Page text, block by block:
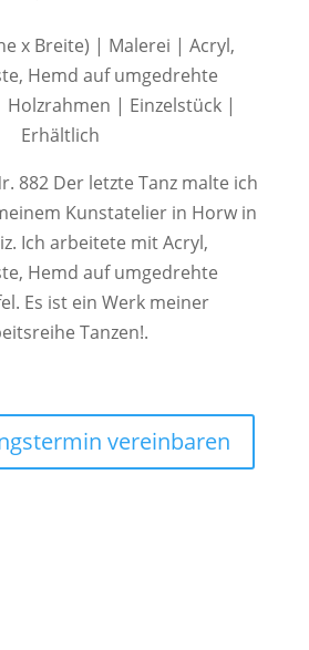
x Breite) | Malerei | Acryl,
Hemd auf umgedrehte
| Einzelstück |
Erhältlich
882 Der letzte Tanz malte ich
Kunstatelier in Horw in
Ich arbeitete mit Acryl,
Hemd auf umgedrehte
Es ist ein Werk meiner
Tanzen!.
vereinbaren